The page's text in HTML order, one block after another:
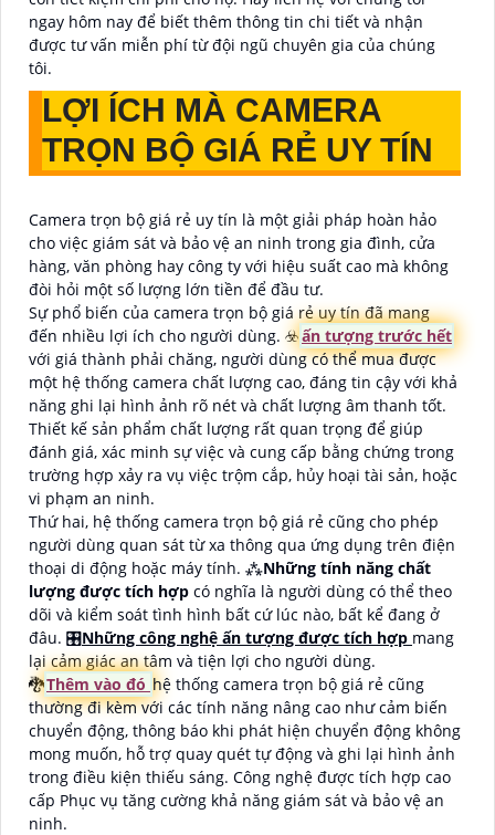
ngay hôm nay để biết thêm thông tin chi tiết và nhận
được tư vấn miễn phí từ đội ngũ chuyên gia của chúng
tôi.
LỢI ÍCH MÀ CAMERA
TRỌN BỘ GIÁ RẺ UY TÍN
Camera trọn bộ giá rẻ uy tín là một giải pháp hoàn hảo
cho việc giám sát và bảo vệ an ninh trong gia đình, cửa
hàng, văn phòng hay công ty với hiệu suất cao mà không
đòi hỏi một số lượng lớn tiền để đầu tư.
Sự phổ biến của camera trọn bộ giá rẻ uy tín đã mang
đến nhiều lợi ích cho người dùng. ☣️ấn tượng trước hết
với giá thành phải chăng, người dùng có thể mua được
một hệ thống camera chất lượng cao, đáng tin cậy với khả
năng ghi lại hình ảnh rõ nét và chất lượng âm thanh tốt.
Thiết kế sản phẩm chất lượng rất quan trọng để giúp
đánh giá, xác minh sự việc và cung cấp bằng chứng trong
trường hợp xảy ra vụ việc trộm cắp, hủy hoại tài sản, hoặc
vi phạm an ninh.
Thứ hai, hệ thống camera trọn bộ giá rẻ cũng cho phép
người dùng quan sát từ xa thông qua ứng dụng trên điện
thoại di động hoặc máy tính. ⁂Những tính năng chất
lượng được tích hợp có nghĩa là người dùng có thể theo
dõi và kiểm soát tình hình bất cứ lúc nào, bất kể đang ở
đâu. 🎛Những công nghệ ấn tượng được tích hợp mang
lại cảm giác an tâm và tiện lợi cho người dùng.
🐉️Thêm vào đó hệ thống camera trọn bộ giá rẻ cũng
thường đi kèm với các tính năng nâng cao như cảm biến
chuyển động, thông báo khi phát hiện chuyển động không
mong muốn, hỗ trợ quay quét tự động và ghi lại hình ảnh
trong điều kiện thiếu sáng. Công nghệ được tích hợp cao
cấp Phục vụ tăng cường khả năng giám sát và bảo vệ an
ninh.